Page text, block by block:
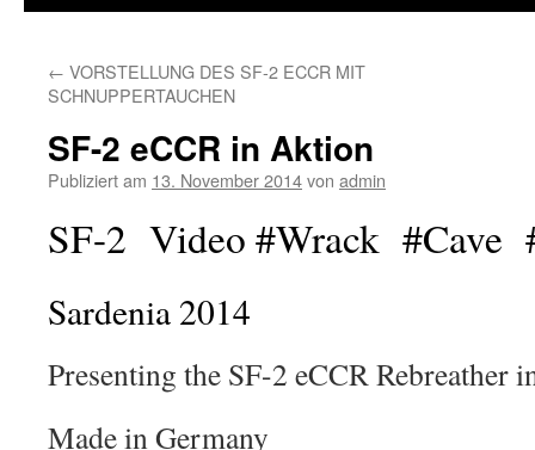
← VORSTELLUNG DES SF-2 ECCR MIT
SCHNUPPERTAUCHEN
SF-2 eCCR in Aktion
Publiziert am 13. November 2014von admin
SF-2 Video #Wrack #Cave
Sardenia 2014
Presenting the SF-2 eCCR Rebreather
Made in Germany